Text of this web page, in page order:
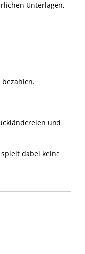
Unterlagen,
und
dabei keine